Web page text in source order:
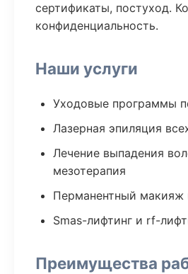
сертификаты, постуход.
конфиденциальность.
Наши услуги
Уходовые программы
Лазерная эпиляция
Лечение выпадения
мезотерапия
Перманентный макияж
Smas-лифтинг и rf-
Преимущества